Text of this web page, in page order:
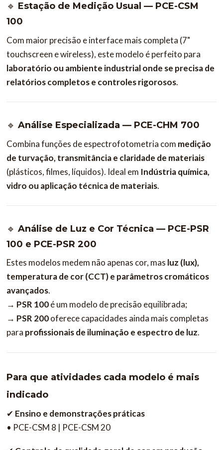
🔹 Estação de Medição Usual — PCE-CSM
100
Com maior precisão e interface mais completa (7"
touchscreen e wireless), este modelo é perfeito para
laboratório ou ambiente industrial onde se precisa de
relatórios completos e controles rigorosos.
🔹 Análise Especializada — PCE-CHM 700
Combina funções de espectrofotometria com medição
de turvação, transmitância e claridade de materiais
(plásticos, filmes, líquidos). Ideal em Indústria química,
vidro ou aplicação técnica de materiais.
🔹 Análise de Luz e Cor Técnica — PCE-PSR
100 e PCE-PSR 200
Estes modelos medem não apenas cor, mas luz (lux),
temperatura de cor (CCT) e parâmetros cromáticos
avançados.
→ PSR 100é um modelo de precisão equilibrada;
→ PSR 200oferece capacidades ainda mais completas
para profissionais de iluminação e espectro de luz.
Para que atividades cada modelo é mais
indicado
✔ Ensino e demonstrações práticas
• PCE-CSM 8 | PCE-CSM 20